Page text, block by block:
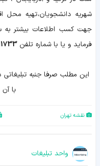
شهریه دانشجویان،تهیه محل
فرماید و یا با شماره تلفن 021
اين مطلب صرفا جنبه تبليغاتي
با
نقشه تهران
واحد تبلیغات